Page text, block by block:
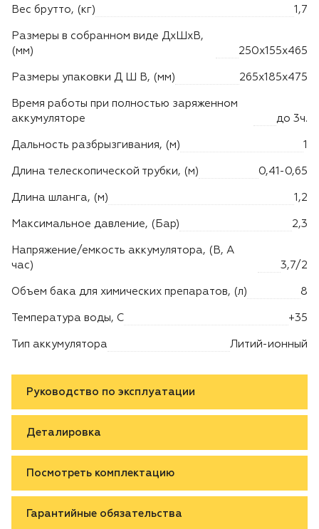
Вес брутто, (кг) 1,7
Размеры в собранном виде ДхШхВ,
(мм)
250х155х465
Размеры упаковки Д Ш В, (мм) 265х185х475
Время работы при полностью заряженном
аккумуляторе
до 3ч.
Дальность разбрызгивания, (м) 1
Длина телескопической трубки, (м) 0,41-0,65
Длина шланга, (м) 1,2
Максимальное давление, (Бар) 2,3
Напряжение/емкость аккумулятора, (В, А
час)
3,7/2
Объем бака для химических препаратов, (л) 8
Температура воды, C +35
Тип аккумулятора Литий-ионный
Руководство по эксплуатации
Деталировка
Посмотреть комплектацию
Гарантийные обязательства